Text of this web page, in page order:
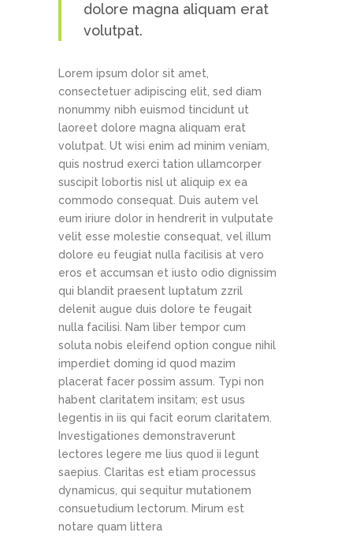
dolore magna aliquam erat
volutpat.
Lorem ipsum dolor sit amet,
consectetuer adipiscing elit, sed diam
nonummy nibh euismod tincidunt ut
laoreet dolore magna aliquam erat
volutpat. Ut wisi enim ad minim veniam,
quis nostrud exerci tation ullamcorper
suscipit lobortis nisl ut aliquip ex ea
commodo consequat. Duis autem vel
eum iriure dolor in hendrerit in vulputate
velit esse molestie consequat, vel illum
dolore eu feugiat nulla facilisis at vero
eros et accumsan et iusto odio dignissim
qui blandit praesent luptatum zzril
delenit augue duis dolore te feugait
nulla facilisi. Nam liber tempor cum
soluta nobis eleifend option congue nihil
imperdiet doming id quod mazim
placerat facer possim assum. Typi non
habent claritatem insitam; est usus
legentis in iis qui facit eorum claritatem.
Investigationes demonstraverunt
lectores legere me lius quod ii legunt
saepius. Claritas est etiam processus
dynamicus, qui sequitur mutationem
consuetudium lectorum. Mirum est
notare quam littera